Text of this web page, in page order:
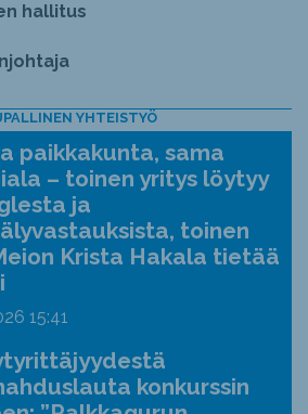
hallitus
YHTEISTYÖ
paikkakunta, sama
– toinen yritys löytyy
ja
toinen
Krista Hakala tietää
15:41
konkurssin